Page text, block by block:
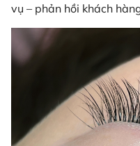
vụ – phản hồi khách